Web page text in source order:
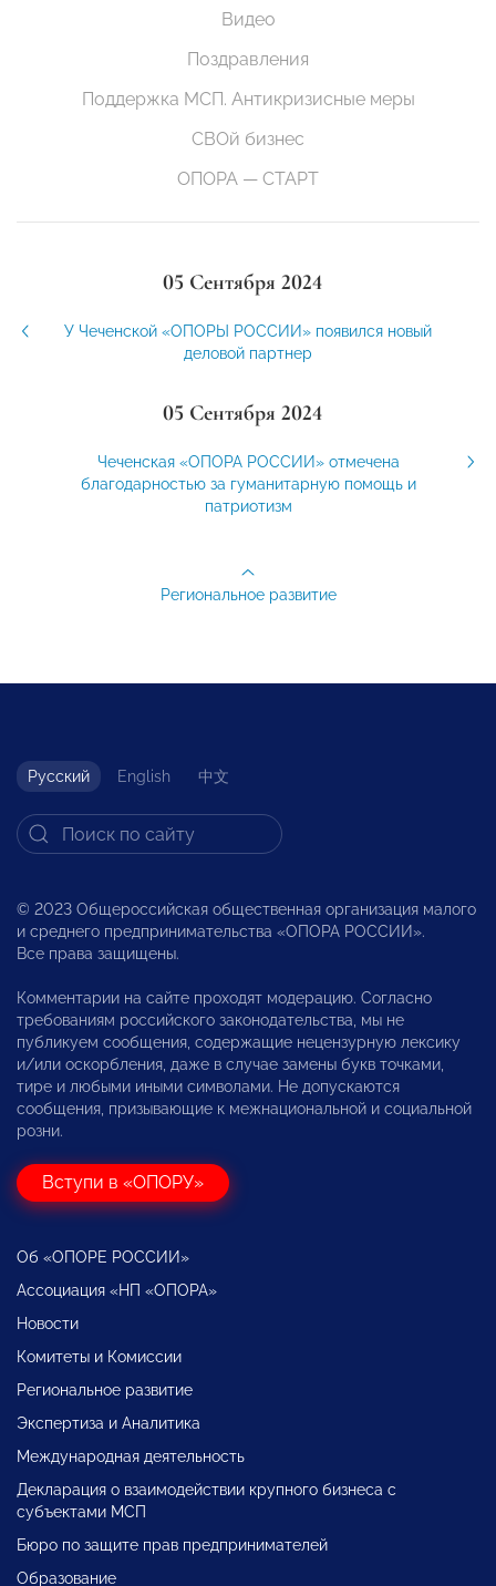
Видео
Поздравления
Поддержка МСП. Антикризисные меры
СВОй бизнес
ОПОРА — СТАРТ
05 Сентября 2024
У Чеченской «ОПОРЫ РОССИИ» появился новый
деловой партнер
05 Сентября 2024
Чеченская «ОПОРА РОССИИ» отмечена
благодарностью за гуманитарную помощь и
патриотизм
Региональное развитие
Русский English 中文
© 2023 Общероссийская общественная организация малого
и среднего предпринимательства «ОПОРА РОССИИ».
Все права защищены.
Комментарии на сайте проходят модерацию. Согласно
требованиям российского законодательства, мы не
публикуем сообщения, содержащие нецензурную лексику
и/или оскорбления, даже в случае замены букв точками,
тире и любыми иными символами. Не допускаются
сообщения, призывающие к межнациональной и социальной
розни.
Вступи в «ОПОРУ»
Об «ОПОРЕ РОССИИ»
Ассоциация «НП «ОПОРА»
Новости
Комитеты и Комиссии
Региональное развитие
Экспертиза и Аналитика
Международная деятельность
Декларация о взаимодействии крупного бизнеса с
субъектами МСП
Бюро по защите прав предпринимателей
Образование